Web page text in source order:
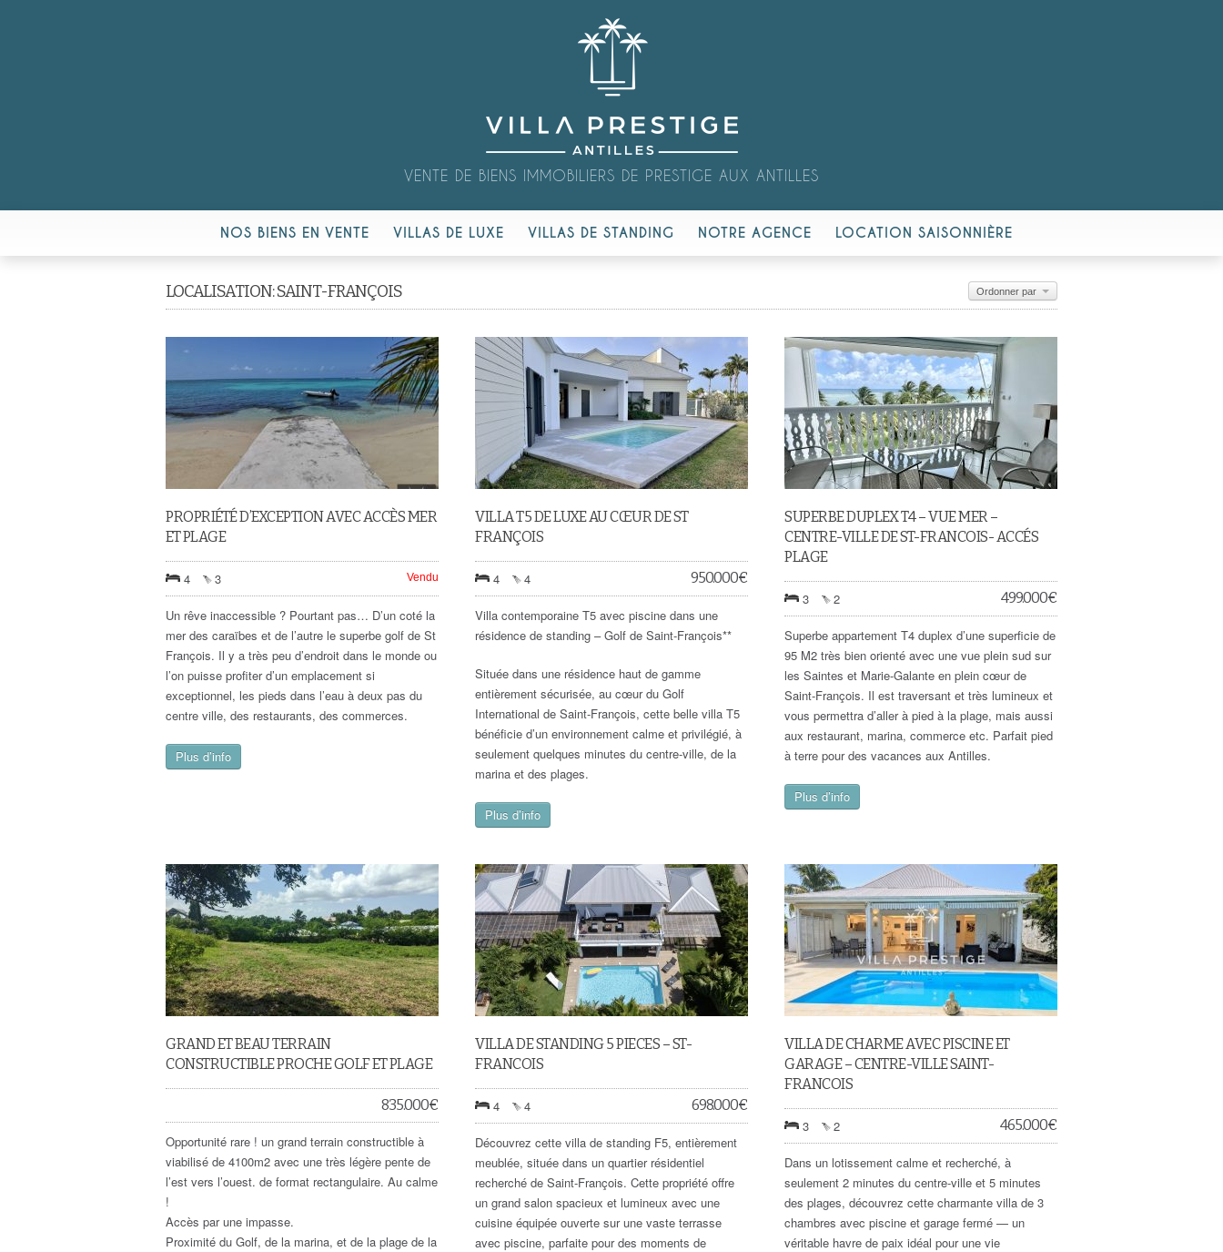
VENTE DE BIENS IMMOBILIERS DE PRESTIGE AUX ANTILLES
NOS BIENS EN VENTE VILLAS DE LUXE VILLAS DE STANDING NOTRE AGENCE LOCATION SAISONNIÈRE
LOCALISATION: SAINT-FRANÇOIS Ordonner par
PROPRIÉTÉ D’EXCEPTION AVEC ACCÈS MER
ET PLAGE
4 3 Vendu
Un rêve inaccessible ? Pourtant pas… D’un coté la
mer des caraïbes et de l’autre le superbe golf de St
François. Il y a très peu d’endroit dans le monde ou
l’on puisse profiter d’un emplacement si
exceptionnel, les pieds dans l’eau à deux pas du
centre ville, des restaurants, des commerces.
Plus d’info
VILLA T5 DE LUXE AU CŒUR DE ST
FRANÇOIS
4 4 950.000€
Villa contemporaine T5 avec piscine dans une
résidence de standing – Golf de Saint-François**
Située dans une résidence haut de gamme
entièrement sécurisée, au cœur du Golf
International de Saint-François, cette belle villa T5
bénéficie d’un environnement calme et privilégié, à
seulement quelques minutes du centre-ville, de la
marina et des plages.
Plus d’info
SUPERBE DUPLEX T4 – VUE MER –
CENTRE-VILLE DE ST-FRANCOIS- ACCÉS
PLAGE
3 2 499.000€
Superbe appartement T4 duplex d’une superficie de
95 M2 très bien orienté avec une vue plein sud sur
les Saintes et Marie-Galante en plein cœur de
Saint-François. Il est traversant et très lumineux et
vous permettra d’aller à pied à la plage, mais aussi
aux restaurant, marina, commerce etc. Parfait pied
à terre pour des vacances aux Antilles.
Plus d’info
GRAND ET BEAU TERRAIN
CONSTRUCTIBLE PROCHE GOLF ET PLAGE
835.000€
Opportunité rare ! un grand terrain constructible à
viabilisé de 4100m2 avec une très légère pente de
l’est vers l’ouest. de format rectangulaire. Au calme
!
Accès par une impasse.
Proximité du Golf, de la marina, et de la plage de la
VILLA DE STANDING 5 PIECES – ST-
FRANCOIS
4 4 698.000€
Découvrez cette villa de standing F5, entièrement
meublée, située dans un quartier résidentiel
recherché de Saint-François. Cette propriété offre
un grand salon spacieux et lumineux avec une
cuisine équipée ouverte sur une vaste terrasse
avec piscine, parfaite pour des moments de
VILLA DE CHARME AVEC PISCINE ET
GARAGE – CENTRE-VILLE SAINT-
FRANCOIS
3 2 465.000€
Dans un lotissement calme et recherché, à
seulement 2 minutes du centre-ville et 5 minutes
des plages, découvrez cette charmante villa de 3
chambres avec piscine et garage fermé — un
véritable havre de paix idéal pour une vie